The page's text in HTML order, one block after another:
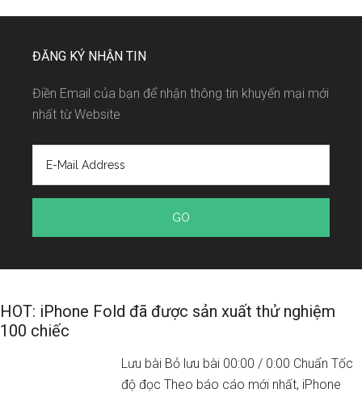
ĐĂNG KÝ NHẬN TIN
Điền Email của bạn để nhận thông tin khuyến mại mới
nhất từ Website
HOT: iPhone Fold đã được sản xuất thử nghiệm
100 chiếc
Lưu bài Bỏ lưu bài 00:00 / 0:00 Chuẩn Tốc
độ đọc Theo báo cáo mới nhất, iPhone